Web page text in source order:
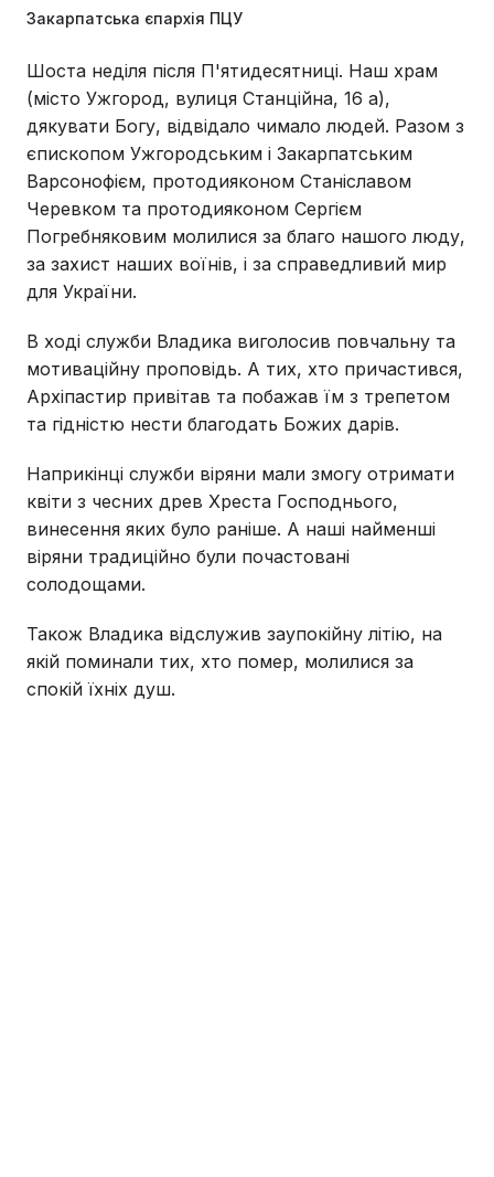
Закарпатська єпархія ПЦУ
Шоста неділя після П'ятидесятниці. Наш храм
(місто Ужгород, вулиця Станційна, 16 а),
дякувати Богу, відвідало чимало людей. Разом з
єпископом Ужгородським і Закарпатським
Варсонофієм, протодияконом Станіславом
Черевком та протодияконом Сергієм
Погребняковим молилися за благо нашого люду,
за захист наших воїнів, і за справедливий мир
для України.
В ході служби Владика виголосив повчальну та
мотиваційну проповідь. А тих, хто причастився,
Архіпастир привітав та побажав їм з трепетом
та гідністю нести благодать Божих дарів.
Наприкінці служби віряни мали змогу отримати
квіти з чесних древ Хреста Господнього,
винесення яких було раніше. А наші найменші
віряни традиційно були почастовані
солодощами.
Також Владика відслужив заупокійну літію, на
якій поминали тих, хто помер, молилися за
спокій їхніх душ.